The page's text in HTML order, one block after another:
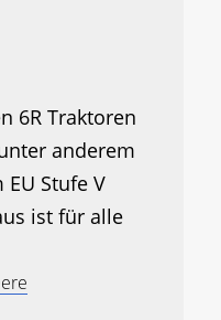
6R Traktoren
anderem
Stufe V
ist für alle